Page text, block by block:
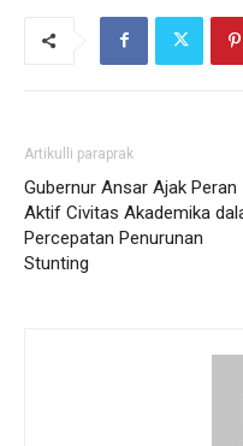
Artikulli paraprak
Gubernur Ansar Ajak Peran
Aktif Civitas Akademika
Percepatan Penurunan
Stunting